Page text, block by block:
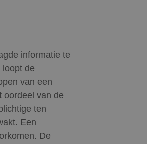
informatie te
de
van een
oordeel van de
ten
Een
De